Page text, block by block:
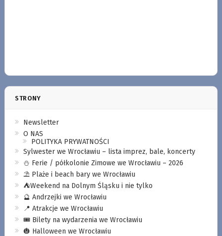
STRONY
Newsletter
O NAS
POLITYKA PRYWATNOŚCI
Sylwester we Wrocławiu – lista imprez, bale, koncerty
⛄️ Ferie / półkolonie Zimowe we Wrocławiu – 2026
⛱️ Plaże i beach bary we Wrocławiu
⛺️Weekend na Dolnym Śląsku i nie tylko
🔮 Andrzejki we Wrocławiu
📍 Atrakcje we Wrocławiu
🎟️ Bilety na wydarzenia we Wrocławiu
🎃 Halloween we Wrocławiu